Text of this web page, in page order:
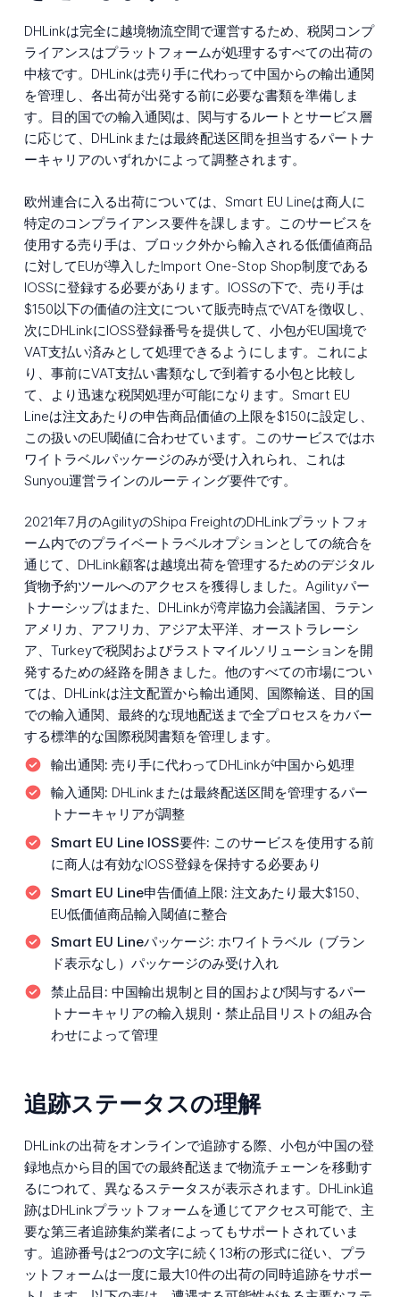
DHLinkは完全に越境物流空間で運営するため、税関コンプ
ライアンスはプラットフォームが処理するすべての出荷の
中核です。DHLinkは売り手に代わって中国からの輸出通関
を管理し、各出荷が出発する前に必要な書類を準備しま
す。目的国での輸入通関は、関与するルートとサービス層
に応じて、DHLinkまたは最終配送区間を担当するパートナ
ーキャリアのいずれかによって調整されます。
欧州連合に入る出荷については、Smart EU Lineは商人に
特定のコンプライアンス要件を課します。このサービスを
使用する売り手は、ブロック外から輸入される低価値商品
に対してEUが導入したImport One-Stop Shop制度である
IOSSに登録する必要があります。IOSSの下で、売り手は
$150以下の価値の注文について販売時点でVATを徴収し、
次にDHLinkにIOSS登録番号を提供して、小包がEU国境で
VAT支払い済みとして処理できるようにします。これによ
り、事前にVAT支払い書類なしで到着する小包と比較し
て、より迅速な税関処理が可能になります。Smart EU
Lineは注文あたりの申告商品価値の上限を$150に設定し、
この扱いのEU閾値に合わせています。このサービスではホ
ワイトラベルパッケージのみが受け入れられ、これは
Sunyou運営ラインのルーティング要件です。
2021年7月のAgilityのShipa FreightのDHLinkプラットフォ
ーム内でのプライベートラベルオプションとしての統合を
通じて、DHLink顧客は越境出荷を管理するためのデジタル
貨物予約ツールへのアクセスを獲得しました。Agilityパー
トナーシップはまた、DHLinkが湾岸協力会議諸国、ラテン
アメリカ、アフリカ、アジア太平洋、オーストラレーシ
ア、Turkeyで税関およびラストマイルソリューションを開
発するための経路を開きました。他のすべての市場につい
ては、DHLinkは注文配置から輸出通関、国際輸送、目的国
での輸入通関、最終的な現地配送まで全プロセスをカバー
する標準的な国際税関書類を管理します。
輸出通関: 売り手に代わってDHLinkが中国から処理
輸入通関: DHLinkまたは最終配送区間を管理するパー
トナーキャリアが調整
Smart EU Line IOSS要件: このサービスを使用する前
に商人は有効なIOSS登録を保持する必要あり
Smart EU Line申告価値上限: 注文あたり最大$150、
EU低価値商品輸入閾値に整合
Smart EU Lineパッケージ: ホワイトラベル（ブラン
ド表示なし）パッケージのみ受け入れ
禁止品目: 中国輸出規制と目的国および関与するパー
トナーキャリアの輸入規則・禁止品目リストの組み合
わせによって管理
追跡ステータスの理解
DHLinkの出荷をオンラインで追跡する際、小包が中国の登
録地点から目的国での最終配送まで物流チェーンを移動す
るにつれて、異なるステータスが表示されます。DHLink追
跡はDHLinkプラットフォームを通じてアクセス可能で、主
要な第三者追跡集約業者によってもサポートされていま
す。追跡番号は2つの文字に続く13桁の形式に従い、プラ
ットフォームは一度に最大10件の出荷の同時追跡をサポー